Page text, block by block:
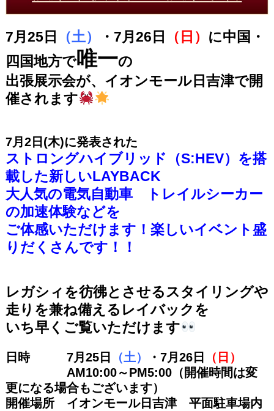
7月25日 （土） ・7月26日 （日） に中国・
四国地方で唯一の
出張展示会が、イオンモール日吉津で開
催されます
7月2日(木)に発表された
ストロングハイブリッド（S:HEV）を搭
載した新しいLAYBACK
大人気の電気自動車 トレイルシーカー
の加速体験などを
ご体感いただけます！楽しいイベント盛
りだくさんです！！
レガシィを彷彿とさせるスタイリングや
走りを兼ね備えるレイバックを
いち早くご覧いただけます
日時 7月25日 （土） ・7月26日
（日）
AM10:00～PM5:00（開催時間は変
更になる場合もございます）
開催場所 イオンモール日吉津 平面駐車場内